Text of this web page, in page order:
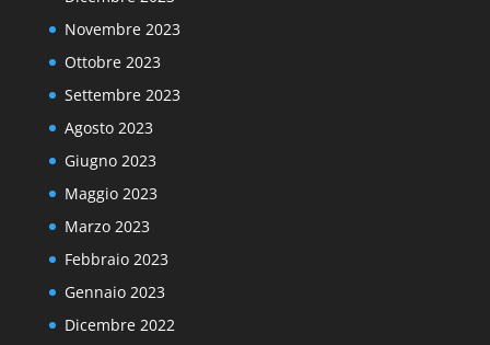
Novembre 2023
Ottobre 2023
Settembre 2023
Agosto 2023
Giugno 2023
Maggio 2023
Marzo 2023
Febbraio 2023
Gennaio 2023
Dicembre 2022